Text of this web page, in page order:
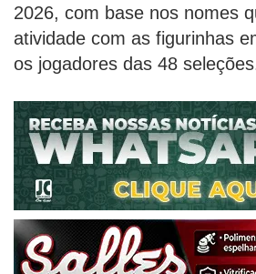
2026, com base nos nomes
atividade com as figurinhas
os jogadores das 48